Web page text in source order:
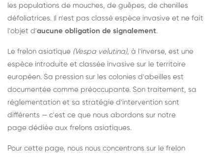
les populations de mouches, de guêpes, de chenilles
défoliatrices. Il n'est pas classé espèce invasive et ne fait
l'objet d'aucune obligation de signalement.
Le frelon asiatique (Vespa velutina), à l'inverse, est une
espèce introduite et classée invasive sur le territoire
européen. Sa pression sur les colonies d'abeilles est
documentée comme préoccupante. Son traitement, sa
réglementation et sa stratégie d'intervention sont
différents — c'est ce que nous abordons sur notre
page dédiée aux frelons asiatiques.
Pour cette page, nous nous concentrons sur le frelon